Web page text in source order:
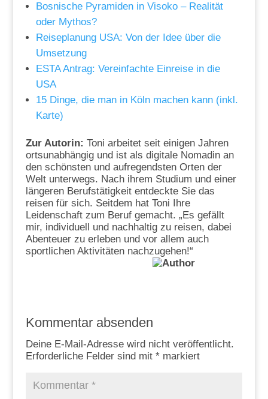
Bosnische Pyramiden in Visoko – Realität
oder Mythos?
Reiseplanung USA: Von der Idee über die
Umsetzung
ESTA Antrag: Vereinfachte Einreise in die
USA
15 Dinge, die man in Köln machen kann (inkl.
Karte)
Zur Autorin: Toni arbeitet seit einigen Jahren
ortsunabhängig und ist als digitale Nomadin an
den schönsten und aufregendsten Orten der
Welt unterwegs. Nach ihrem Studium und einer
längeren Berufstätigkeit entdeckte Sie das
reisen für sich. Seitdem hat Toni Ihre
Leidenschaft zum Beruf gemacht. „Es gefällt
mir, individuell und nachhaltig zu reisen, dabei
Abenteuer zu erleben und vor allem auch
sportlichen Aktivitäten nachzugehen!“
Kommentar absenden
Deine E-Mail-Adresse wird nicht veröffentlicht.
Erforderliche Felder sind mit *markiert